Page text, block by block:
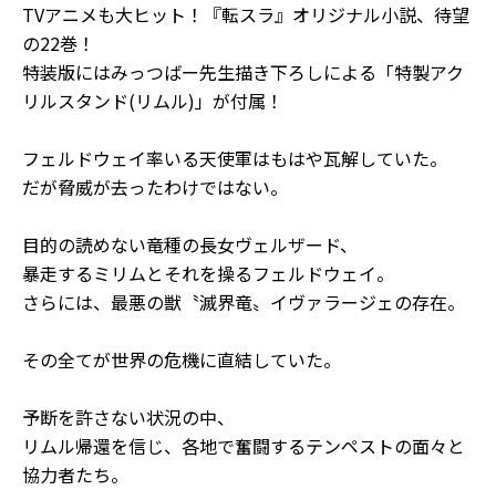
TVアニメも大ヒット！『転スラ』オリジナル小説、待望
の22巻！
特装版にはみっつばー先生描き下ろしによる「特製アク
リルスタンド(リムル)」が付属！
フェルドウェイ率いる天使軍はもはや瓦解していた。
だが脅威が去ったわけではない。
目的の読めない竜種の長女ヴェルザード、
暴走するミリムとそれを操るフェルドウェイ。
さらには、最悪の獣〝滅界竜〟イヴァラージェの存在。
その全てが世界の危機に直結していた。
予断を許さない状況の中、
リムル帰還を信じ、各地で奮闘するテンペストの面々と
協力者たち。